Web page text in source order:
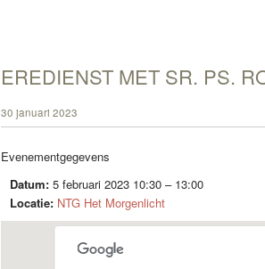
EREDIENST MET SR. PS.
30 januari 2023
Evenementgegevens
Datum: 5 februari 2023 10:30– 13:00
Locatie: NTG Het Morgenlicht